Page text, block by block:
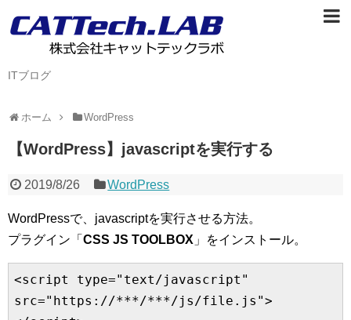
ITブログ
ホーム WordPress
【WordPress】javascriptを実行する
2019/8/26 WordPress
WordPressで、javascriptを実行させる方法。
プラグイン「 CSS JS TOOLBOX 」をインストール。
<script type="text/javascript"
src="https://***/***/js/file.js">